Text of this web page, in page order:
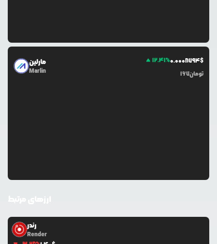
مارلین
Marlin
12.41%0.0008794$
167تومان
رندر
Render